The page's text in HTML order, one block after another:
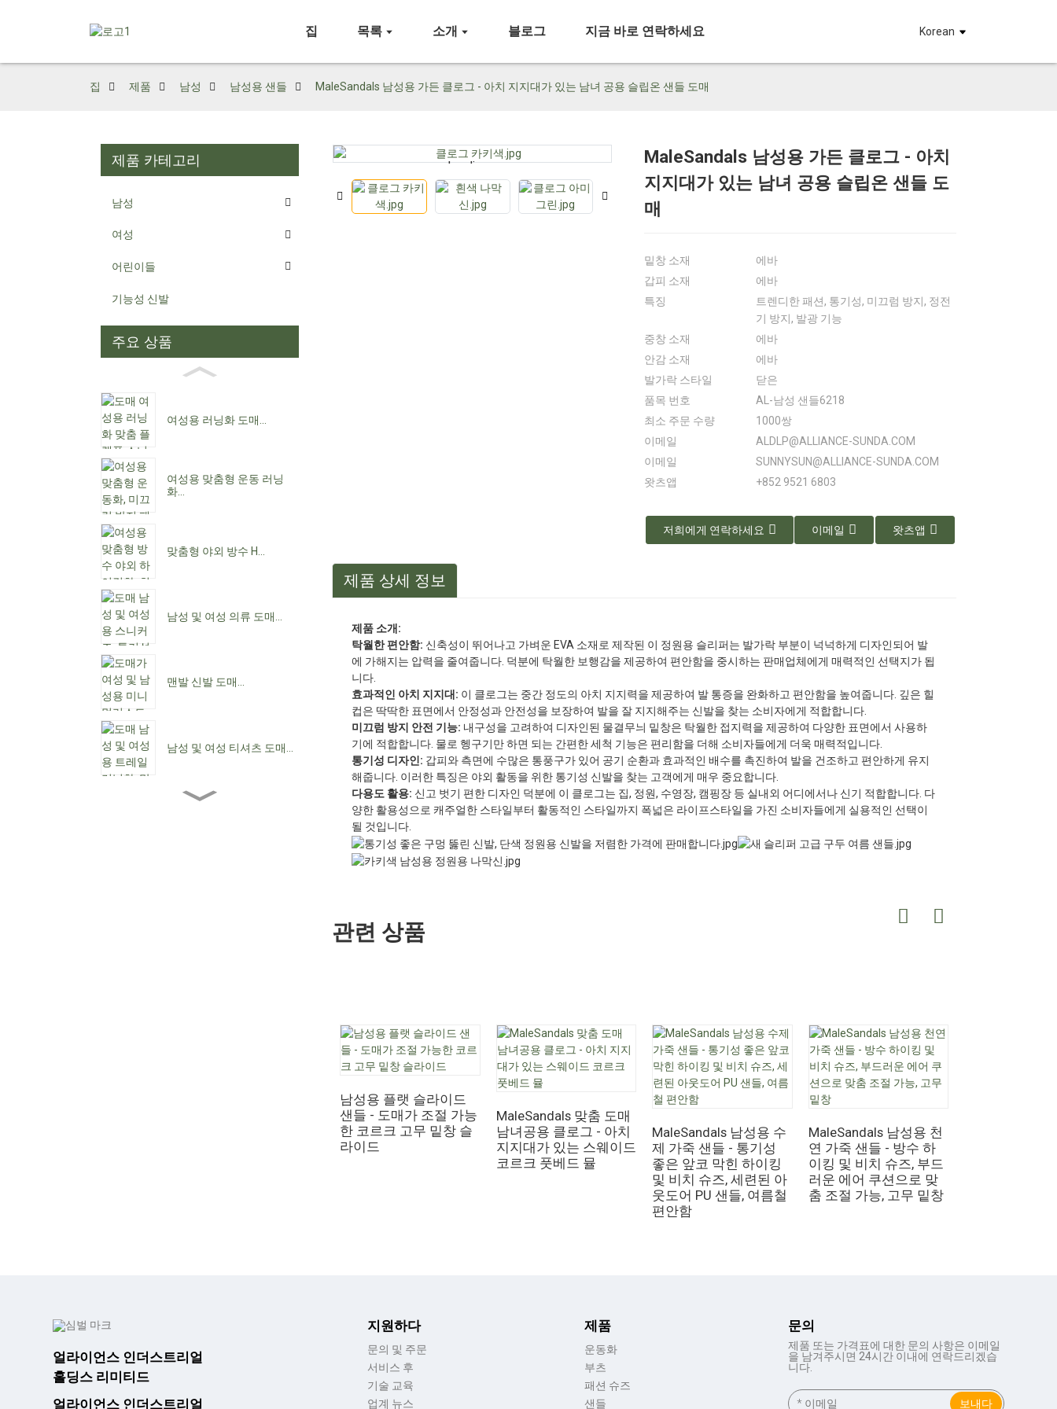
집 목록 소개 블로그 지금 바로 연락하세요 Korean
집 제품 남성 남성용 샌들 MaleSandals 남성용 가든 클로그 - 아치 지지대가 있는 남녀 공용 슬립온 샌들 도매
제품 카테고리
남성
여성
어린이들
기능성 신발
주요 상품
여성용 러닝화 도매...
여성용 맞춤형 운동 러닝
화...
맞춤형 야외 방수 H...
남성 및 여성 의류 도매...
맨발 신발 도매...
남성 및 여성 티셔츠 도매...
Loading...
Loading... Loading...
Loading... Loading...
Loading...
MaleSandals 남성용 가든 클로그 - 아치
지지대가 있는 남녀 공용 슬립온 샌들 도
매
밑창 소재
에바
갑피 소재
에바
특징
트렌디한 패션, 통기성, 미끄럼 방지, 정전
기 방지, 발광 기능
중창 소재
에바
안감 소재
에바
발가락 스타일
닫은
품목 번호
AL-남성 샌들6218
최소 주문 수량
1000쌍
이메일
ALDLP@ALLIANCE-SUNDA.COM
이메일
SUNNYSUN@ALLIANCE-SUNDA.COM
왓츠앱
+852 9521 6803
저희에게 연락하세요 이메일 왓츠앱
제품 상세 정보
제품 소개:
탁월한 편안함: 신축성이 뛰어나고 가벼운 EVA 소재로 제작된 이 정원용 슬리퍼는 발가락 부분이 넉넉하게 디자인되어 발
에 가해지는 압력을 줄여줍니다. 덕분에 탁월한 보행감을 제공하여 편안함을 중시하는 판매업체에게 매력적인 선택지가 됩
니다.
효과적인 아치 지지대: 이 클로그는 중간 정도의 아치 지지력을 제공하여 발 통증을 완화하고 편안함을 높여줍니다. 깊은 힐
컵은 딱딱한 표면에서 안정성과 안전성을 보장하여 발을 잘 지지해주는 신발을 찾는 소비자에게 적합합니다.
미끄럼 방지 안전 기능: 내구성을 고려하여 디자인된 물결무늬 밑창은 탁월한 접지력을 제공하여 다양한 표면에서 사용하
기에 적합합니다. 물로 헹구기만 하면 되는 간편한 세척 기능은 편리함을 더해 소비자들에게 더욱 매력적입니다.
통기성 디자인: 갑피와 측면에 수많은 통풍구가 있어 공기 순환과 효과적인 배수를 촉진하여 발을 건조하고 편안하게 유지
해줍니다. 이러한 특징은 야외 활동을 위한 통기성 신발을 찾는 고객에게 매우 중요합니다.
다용도 활용: 신고 벗기 편한 디자인 덕분에 이 클로그는 집, 정원, 수영장, 캠핑장 등 실내외 어디에서나 신기 적합합니다. 다
양한 활용성으로 캐주얼한 스타일부터 활동적인 스타일까지 폭넓은 라이프스타일을 가진 소비자들에게 실용적인 선택이
될 것입니다.
관련 상품
남성용 플랫 슬라이드
샌들 - 도매가 조절 가능
한 코르크 고무 밑창 슬
라이드
MaleSandals 맞춤 도매
남녀공용 클로그 - 아치
지지대가 있는 스웨이드
코르크 풋베드 뮬
MaleSandals 남성용 수
제 가죽 샌들 - 통기성
좋은 앞코 막힌 하이킹
및 비치 슈즈, 세련된 아
웃도어 PU 샌들, 여름철
편안함
MaleSandals 남성용 천
연 가죽 샌들 - 방수 하
이킹 및 비치 슈즈, 부드
러운 에어 쿠션으로 맞
춤 조절 가능, 고무 밑창
얼라이언스 인더스트리얼
홀딩스 리미티드
얼라이언스 인더스트리얼
지원하다
문의 및 주문
서비스 후
기술 교육
업계 뉴스
제품
운동화
부츠
패션 슈즈
샌들
문의
제품 또는 가격표에 대한 문의 사항은 이메일
을 남겨주시면 24시간 이내에 연락드리겠습
니다.
보내다